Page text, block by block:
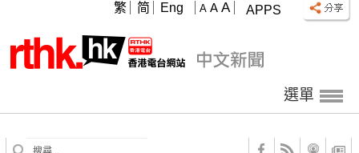
APPS
A A A
繁 简 Eng
選單
S